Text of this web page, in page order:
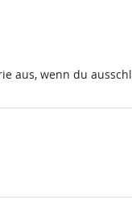
aus, wenn du